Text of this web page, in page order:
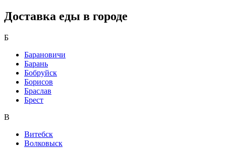
Доставка еды в городе
Б
Барановичи
Барань
Бобруйск
Борисов
Браслав
Брест
В
Витебск
Волковыск